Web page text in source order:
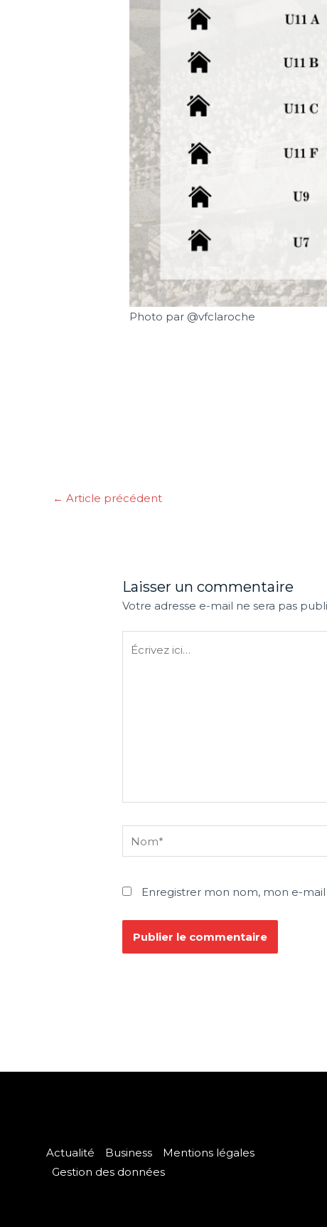
Photo par @vfclaroche
← Article précédent
Laisser un commentaire
Votre adresse e-mail ne sera pas
Nom*
Enregistrer mon nom, mon e-
Actualité Business
Mentions légales
Gestion des données